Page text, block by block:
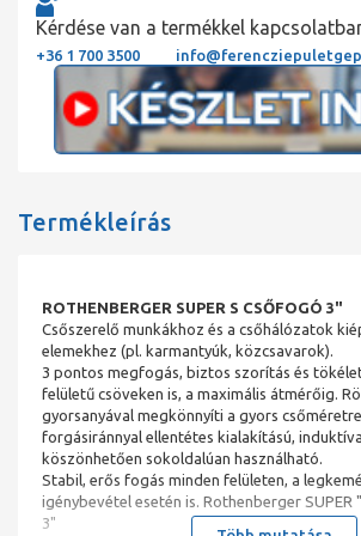
Kérdése van a termékkel
+36 1 700 3500
Termékleírás
ROTHENBERGER SUPER S CSŐFOGÓ 3"
Csőszerelő munkákhoz és a csőhálózatok
elemekhez (pl. karmantyúk, közcsavarok).
3 pontos megfogás, biztos szorítás és
felületű csöveken is, a maximális átmérőig.
gyorsanyával megkönnyíti a gyors
forgásiránnyal ellentétes kialakítású,
köszönhetően sokoldalúan használható.
Stabil, erős fogás minden felületen, a
igénybevétel esetén is. Rothenberger SUPER
3"